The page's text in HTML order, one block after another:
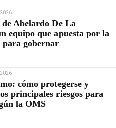
Abelardo De La
equipo que apuesta por la
para gobernar
cómo protegerse y
principales riesgos para
la OMS